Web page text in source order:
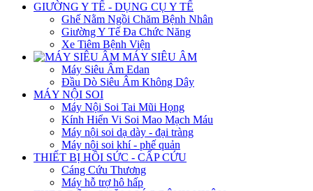
GIƯỜNG Y TẾ - DỤNG CỤ Y TẾ
Ghế Nằm Ngồi Chăm Bệnh Nhân
Giường Y Tế Đa Chức Năng
Xe Tiêm Bệnh Viện
MÁY SIÊU ÂM
Máy Siêu Âm Edan
Đầu Dò Siêu Âm Không Dây
MÁY NỘI SOI
Máy Nội Soi Tai Mũi Họng
Kính Hiển Vi Soi Mao Mạch Máu
Máy nội soi dạ dày - đại tràng
Máy nội soi khí - phế quản
THIẾT BỊ HỒI SỨC - CẤP CỨU
Cáng Cứu Thương
Máy hỗ trợ hô hấp